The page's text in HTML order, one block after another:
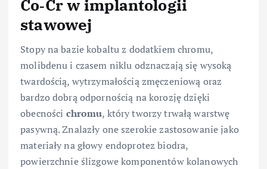
Co‑Cr w implantologii
stawowej
Stopy na bazie kobaltu z dodatkiem chromu,
molibdenu i czasem niklu odznaczają się wysoką
twardością, wytrzymałością zmęczeniową oraz
bardzo dobrą odpornością na korozję dzięki
obecności chromu, który tworzy trwałą warstwę
pasywną. Znalazły one szerokie zastosowanie jako
materiały na głowy endoprotez biodra,
powierzchnie ślizgowe komponentów kolanowych